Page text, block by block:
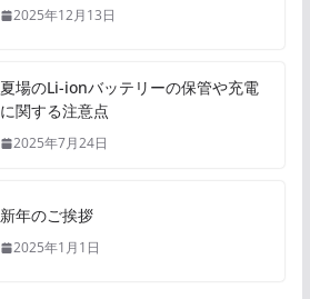
2025年12月13日
夏場のLi-ionバッテリーの保管や充電
に関する注意点
2025年7月24日
新年のご挨拶
2025年1月1日